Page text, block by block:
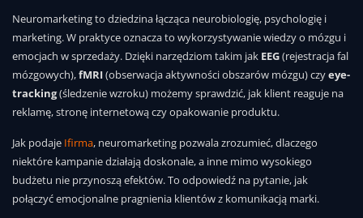
Neuromarketing to dziedzina łącząca neurobiologię, psychologię i
marketing. W praktyce oznacza to wykorzystywanie wiedzy o mózgu i
emocjach w sprzedaży. Dzięki narzędziom takim jak EEG(rejestracja fal
mózgowych),fMRI(obserwacja aktywności obszarów mózgu) czyeye-
tracking(śledzenie wzroku) możemy sprawdzić, jak klient reaguje na
reklamę, stronę internetową czy opakowanie produktu.
Jak podaje Ifirma, neuromarketing pozwala zrozumieć, dlaczego
niektóre kampanie działają doskonale, a inne mimo wysokiego
budżetu nie przynoszą efektów. To odpowiedź na pytanie, jak
połączyć emocjonalne pragnienia klientów z komunikacją marki.